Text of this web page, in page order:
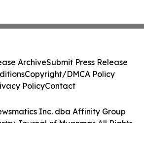
Inc. dba Affinity Group
Journal of Myanmar. All Rights
ArchiveSubmit Press Release
Copyright/DMCA Policy
PolicyContact